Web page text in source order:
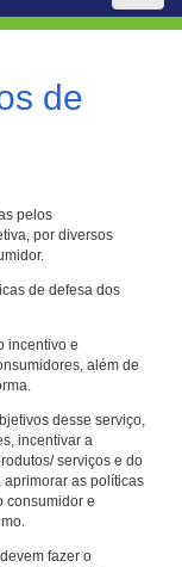
de
pelos
por diversos
de defesa dos
incentivo e
além de
desse serviço,
incentivar a
serviços e do
as políticas
consumidor e
fazer o